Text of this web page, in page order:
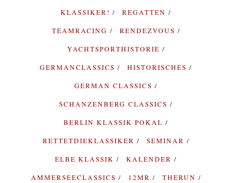
KLASSIKER!
REGATTEN
TEAMRACING
RENDEZVOUS
YACHTSPORTHISTORIE
GERMANCLASSICS
HISTORISCHES
GERMAN CLASSICS
SCHANZENBERG CLASSICS
BERLIN KLASSIK POKAL
RETTETDIEKLASSIKER
SEMINAR
ELBE KLASSIK
KALENDER
AMMERSEECLASSICS
12MR
THERUN